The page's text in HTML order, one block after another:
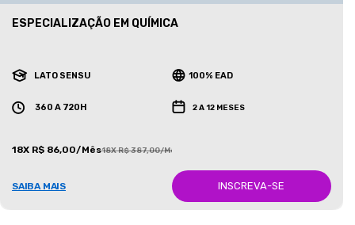
ESPECIALIZAÇÃO EM QUÍMICA
LATO SENSU 100% EAD
360 A 720H 2 A 12 MESES
18X R$ 86,00/Mês18X R$ 387,00/Mês
SAIBA MAIS INSCREVA-SE